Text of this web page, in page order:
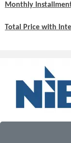
Monthly
Total Price with